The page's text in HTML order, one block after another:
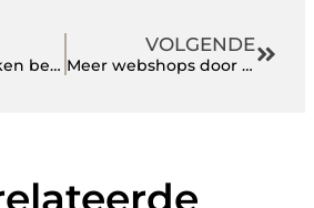
Op welke plekken bevinden lekkages zich?
VOLGENDE
Meer webshops door corona